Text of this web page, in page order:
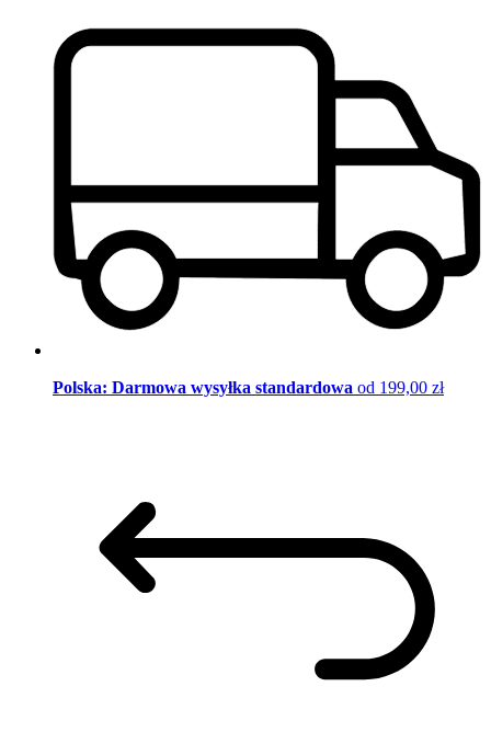
Polska: Darmowa wysyłka standardowa od 199,00 zł